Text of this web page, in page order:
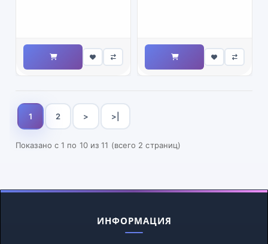
1 2 > >|
Показано с 1 по 10 из 11 (всего 2 страниц)
ИНФОРМАЦИЯ